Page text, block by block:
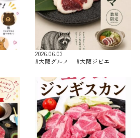
2026.06.03
#大阪グルメ #大阪ジビエ